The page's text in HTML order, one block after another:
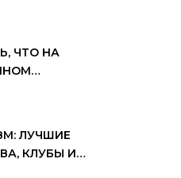
ЧТО НА
МАРКЕРОВ
ЛУЧШИЕ
КЛУБЫ И